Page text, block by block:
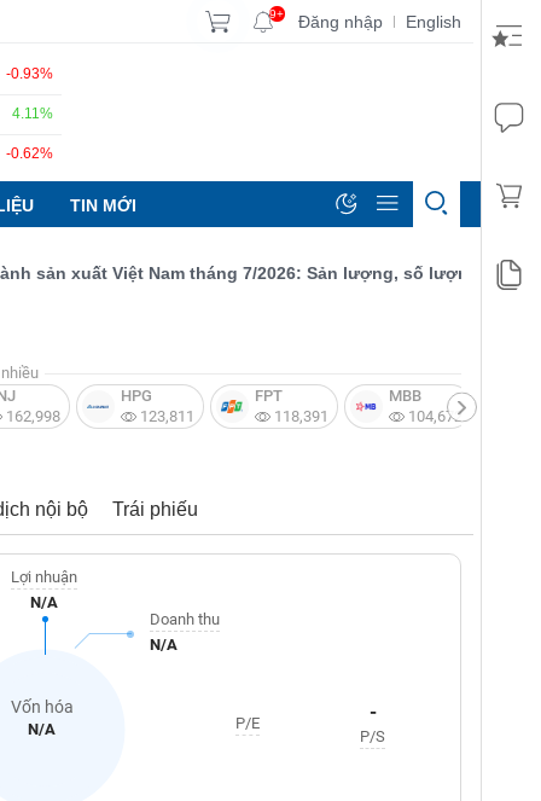
9+ Đăng nhập | English
-0.93%
4.11%
-0.62%
TIN MỚI
xuất Việt Nam tháng 7/2026: Sản lượng, số lượng đơn đặt
162,998
HPG
123,811
FPT
118,391
MBB
104,672
nội bộ Trái phiếu
Vốn hóa
N/A
Lợi nhuận
N/A
Doanh thu
N/A
P/E -
P/S